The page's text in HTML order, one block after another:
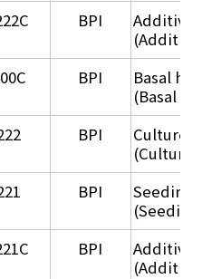
BPI
BPI
Basal
(Basal
BPI
Culture
(Culture
BPI
Seeding
BPI